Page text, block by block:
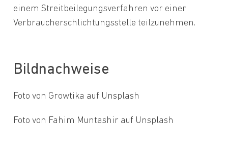
einem Streitbeilegungsverfahren vor einer
Verbraucherschlichtungsstelle teilzunehmen.
Bildnachweise
Foto von Growtika auf Unsplash
Foto von Fahim Muntashir auf Unsplash